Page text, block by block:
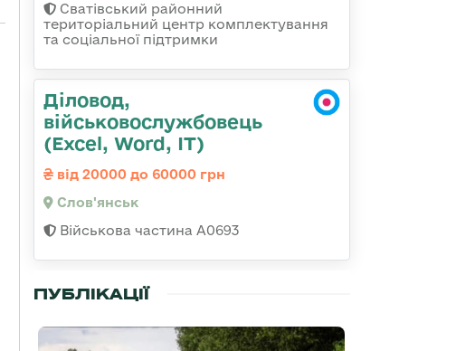
Сватівський районний
територіальний центр комплектування
та соціальної підтримки
Діловод,
військовослужбовець
(Excel, Word, IT)
від 20000 до 60000 грн
Слов'янськ
Військова частина А0693
ПУБЛІКАЦІЇ